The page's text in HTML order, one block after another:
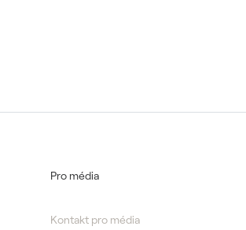
Pro média
Kontakt pro média